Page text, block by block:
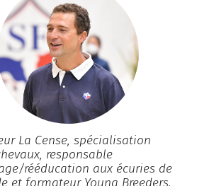
La Cense, spécialisation
responsable
rééducation aux écuries de
et formateur Young Breeders.